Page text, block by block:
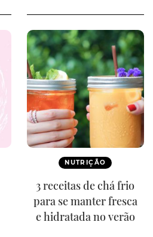
NUTRIÇÃO
3 receitas de chá frio
para se manter fresca
e hidratada no verão